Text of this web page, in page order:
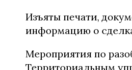
Изъяты печати,
информацию о
Мероприятия по
Территориальным